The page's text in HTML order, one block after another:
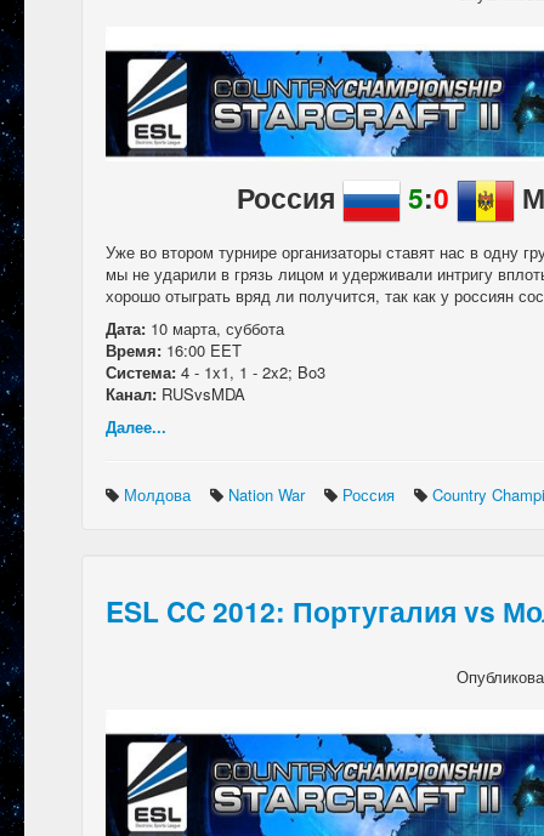
Россия 5:0
Уже во втором турнире организаторы ставят нас в одну
мы не ударили в грязь лицом и удерживали интригу
хорошо отыграть вряд ли получится, так как у россиян
Дата: 10 марта, суббота
Время: 16:00 EET
Система: 4 - 1x1, 1 - 2x2; Bo3
Канал: RUSvsMDA
Далее...
Молдова Nation War Россия Country
ESL CC 2012: Португалия vs